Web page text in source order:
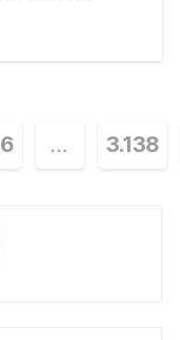
… 3.138